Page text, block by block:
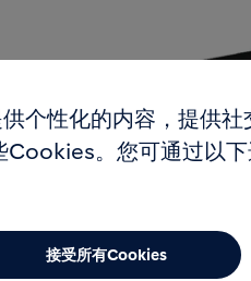
个性化的内容，提供社
。您可通过以
接受所有Cookies